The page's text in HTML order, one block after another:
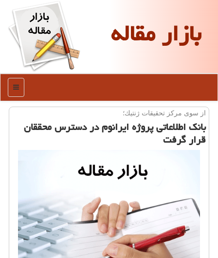
بازار مقاله
منو
از سوی مركز تحقیقات ژنتیك؛
بانك اطلاعاتی پروژه ایرانوم در دسترس محققان
قرار گرفت